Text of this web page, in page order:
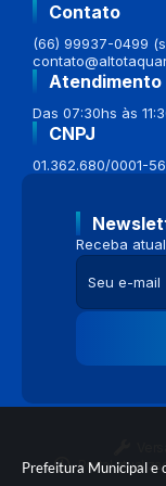
Prefeitura Municipal e
Contato
(66) 99937-0499
Atendimento
Das 07:30hs às
CNPJ
01.362.680/0001-56
Receba
Portal